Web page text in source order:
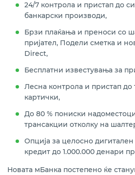
24/7 контрола и пристап до
банкарски производи,
Брзи плаќања и преноси со
пријател, Подели сметка и
Direct,
Бесплатни известувања за
Лесна контрола и пристап до
картички,
До 80 % пониски
трансакции отколку на
Опција за целосно
кредит до 1.000.000 денари
Новата мБанка постепено ќе